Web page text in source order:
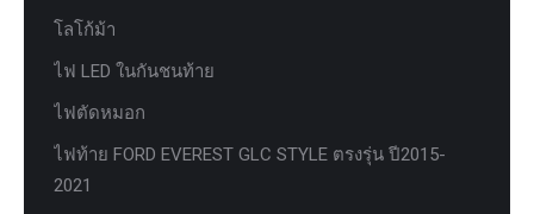
โลโก้ม้า
ไฟ LED ในกันชนท้าย
ไฟตัดหมอก
ไฟท้าย FORD EVEREST GLC STYLE ตรงรุ่น ปี2015-
2021